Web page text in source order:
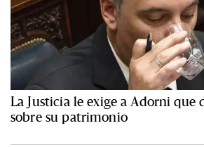
La Justicia le exige a Adorni que
sobre su patrimonio